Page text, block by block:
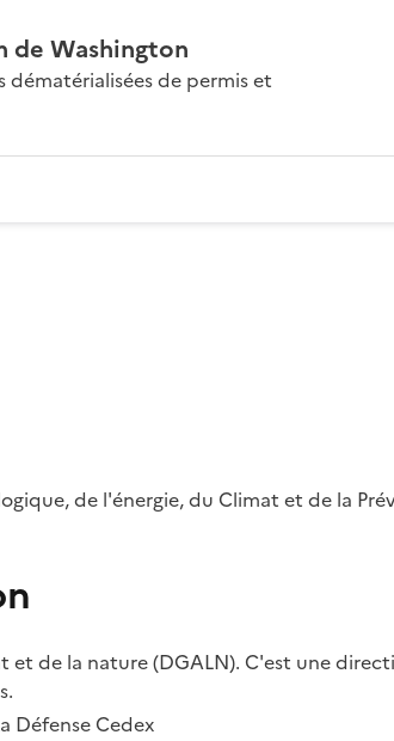
de Washington
dématérialisées de permis et
de l'énergie, du Climat et de la
de la nature (DGALN). C'est une
Défense Cedex